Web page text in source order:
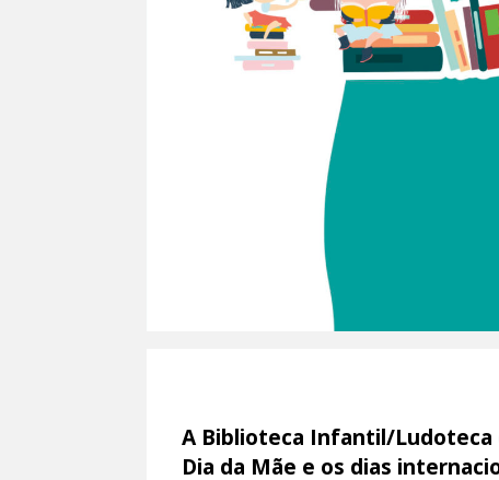
A Biblioteca Infantil/Ludoteca
Dia da Mãe e os dias